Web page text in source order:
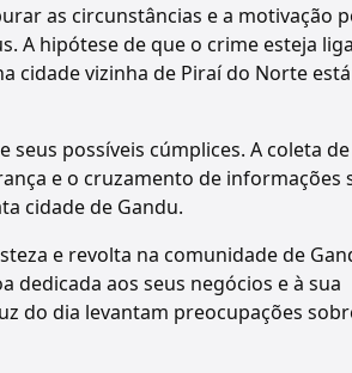
as circunstâncias e a motivação
A hipótese de que o crime esteja
cidade vizinha de Piraí do Norte está
possíveis cúmplices. A coleta de
e o cruzamento de informações
cidade de Gandu.
e revolta na comunidade de
aos seus negócios e à sua
do dia levantam preocupações